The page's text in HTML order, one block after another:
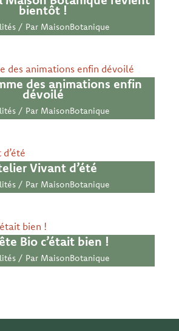
bientôt !
/ Par MaisonBotanique
des animations enfin
dévoilé
/ Par MaisonBotanique
Vivant d’été
/ Par MaisonBotanique
Bio c’était bien !
/ Par MaisonBotanique